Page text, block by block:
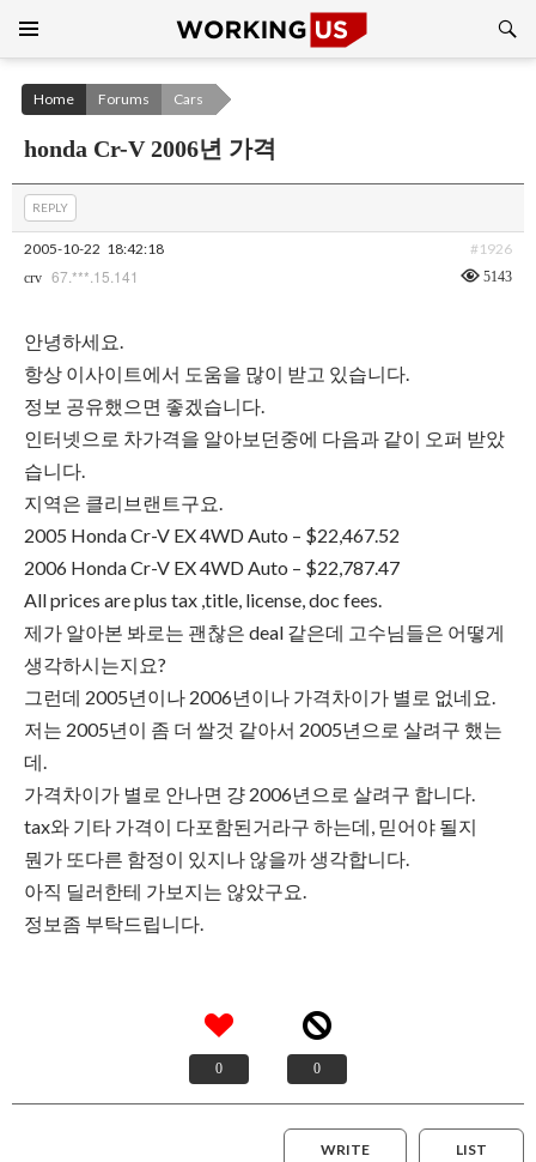
CONTENT
Home Forums Cars
honda Cr-V 2006년 가격
REPLY
2005-10-22 18:42:18 #1926
crv 67.***.15.141 5143
안녕하세요.
항상 이사이트에서 도움을 많이 받고 있습니다.
정보 공유했으면 좋겠습니다.
인터넷으로 차가격을 알아보던중에 다음과 같이 오퍼 받았
습니다.
지역은 클리브랜트구요.
2005 Honda Cr-V EX 4WD Auto – $22,467.52
2006 Honda Cr-V EX 4WD Auto – $22,787.47
All prices are plus tax ,title, license, doc fees.
제가 알아본 봐로는 괜찮은 deal 같은데 고수님들은 어떻게
생각하시는지요?
그런데 2005년이나 2006년이나 가격차이가 별로 없네요.
저는 2005년이 좀 더 쌀것 같아서 2005년으로 살려구 했는
데.
가격차이가 별로 안나면 걍 2006년으로 살려구 합니다.
tax와 기타 가격이 다포함된거라구 하는데, 믿어야 될지
뭔가 또다른 함정이 있지나 않을까 생각합니다.
아직 딜러한테 가보지는 않았구요.
정보좀 부탁드립니다.
0 0
LIST
WRITE